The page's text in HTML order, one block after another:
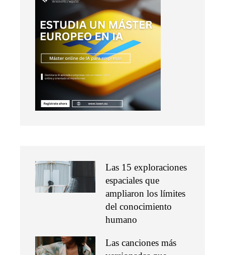
Las 15 exploraciones
espaciales que
ampliaron los límites
del conocimiento
humano
Las canciones más